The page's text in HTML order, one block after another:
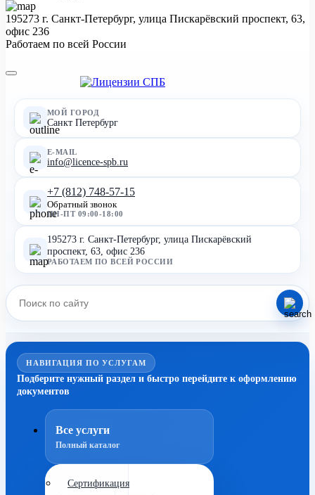
195273 г. Санкт-Петербург, улица Пискарёвский проспект, 63,
офис 236
Работаем по всей России
МОЙ ГОРОД
Санкт Петербург
E-MAIL
info@licence-spb.ru
+7 (812) 748-57-15
Обратный звонок
ПН-ПТ 09:00-18:00
195273 г. Санкт-Петербург, улица Пискарёвский
проспект, 63, офис 236
РАБОТАЕМ ПО ВСЕЙ РОССИИ
НАВИГАЦИЯ ПО УСЛУГАМ
Подберите нужный раздел и быстро перейдите к оформлению
документов
Все услуги
Полный каталог
Сертификация